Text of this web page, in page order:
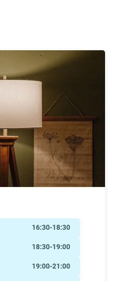
16:30-18:30
18:30-19:00
19:00-21:00